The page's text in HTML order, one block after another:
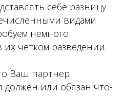
себе разницу
видами
немного
четком разведении.
Ваш партнер
или обязан что-